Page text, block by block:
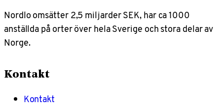
Nordlo omsätter 2,5 miljarder SEK, har ca 1000
anställda på orter över hela Sverige och stora delar av
Norge.
Kontakt
Kontakt